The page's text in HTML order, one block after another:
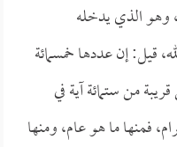
وهو الذي يدخله
قيل: إن عددها خمسمائة
من ستمائة آية في
فمنها ما هو عام، ومنها